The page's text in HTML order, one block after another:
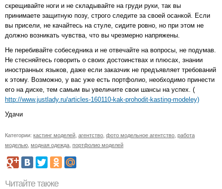
скрещивайте ноги и не складывайте на груди руки, так вы
принимаете защитную позу, строго следите за своей осанкой. Если
вы присели, не качайтесь на стуле, сидите ровно, но при этом не
должно возникать чувства, что вы чрезмерно напряжены.
Не перебивайте собеседника и не отвечайте на вопросы, не подумав.
Не стесняйтесь говорить о своих достоинствах и плюсах, знании
иностранных языков, даже если заказчик не предъявляет требований
к этому. Возможно, у вас уже есть портфолио, необходимо принести
его на диске, тем самым вы увеличите свои шансы на успех. (
http://www.justlady.ru/articles-160110-kak-prohodit-kasting-modeley)
Удачи
Категории: кастинг моделей агентство фото модельное агентство работа
моделью модная одежда портфолио моделей
Читайте также